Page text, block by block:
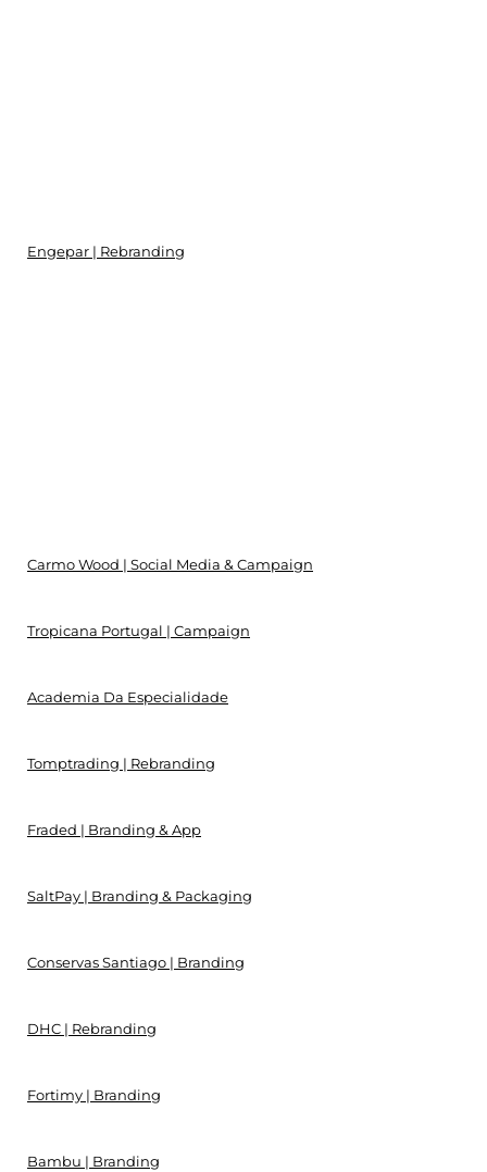
Engepar | Rebranding
Carmo Wood | Social Media & Campaign
Tropicana Portugal | Campaign
Academia Da Especialidade
Tomptrading | Rebranding
Fraded | Branding & App
SaltPay | Branding & Packaging
Conservas Santiago | Branding
DHC | Rebranding
Fortimy | Branding
Bambu | Branding